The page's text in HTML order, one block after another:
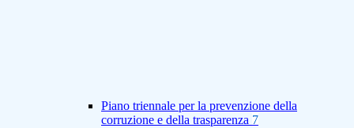
Piano triennale per la prevenzione della
corruzione e della trasparenza 7